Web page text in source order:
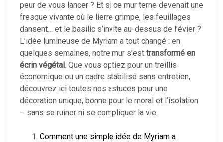
peur de vous lancer ? Et si ce mur terne devenait une
fresque vivante où le lierre grimpe, les feuillages
dansent… et le basilic s’invite au-dessus de l’évier ?
L’idée lumineuse de Myriam a tout changé : en
quelques semaines, notre mur s’est transformé en
écrin végétal. Que vous optiez pour un treillis
économique ou un cadre stabilisé sans entretien,
découvrez ici toutes nos astuces pour une
décoration unique, bonne pour le moral et l’isolation
– sans se ruiner ni se compliquer la vie.
Comment une simple idée de Myriam a